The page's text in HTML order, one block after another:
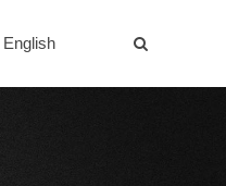
English